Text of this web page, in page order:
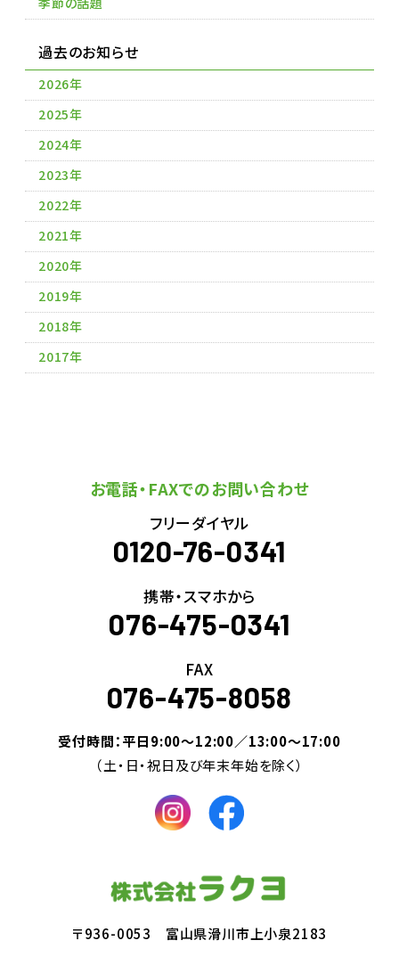
過去のお知らせ
2026年
2025年
2024年
2023年
2022年
2021年
2020年
2019年
2018年
2017年
お電話・FAXでのお問い合わせ
フリーダイヤル
0120-76-0341
携帯・スマホから
076-475-0341
FAX
076-475-8058
受付時間：平日9:00～12:00／13:00～17:00
（土・日・祝日及び年末年始を除く）
〒936-0053 富山県滑川市上小泉2183